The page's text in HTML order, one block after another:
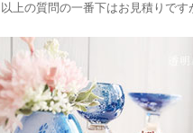
以上の質問の一番下はお見積りで